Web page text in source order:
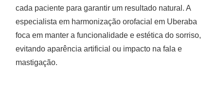
cada paciente para garantir um resultado natural. A
especialista em harmonização orofacial em Uberaba
foca em manter a funcionalidade e estética do sorriso,
evitando aparência artificial ou impacto na fala e
mastigação.